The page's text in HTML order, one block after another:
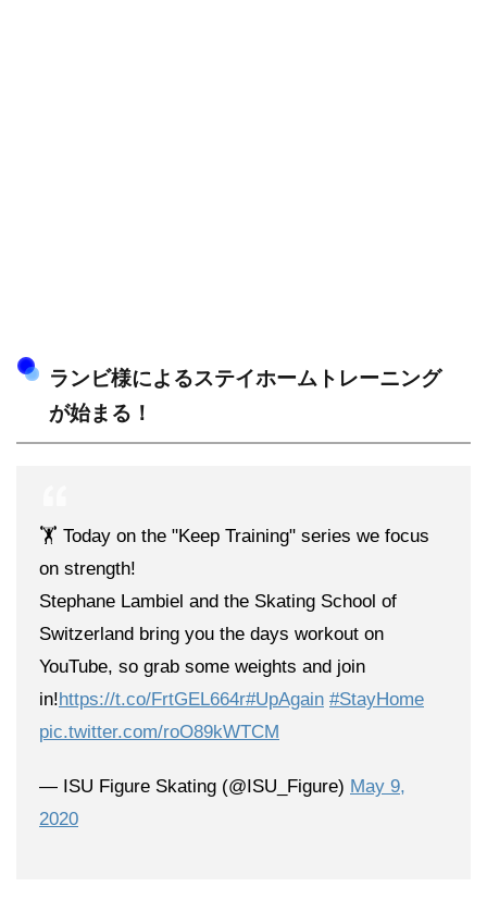
ランビ様によるステイホームトレーニング
が始まる！
🏋️ Today on the "Keep Training" series we focus
on strength!
Stephane Lambiel and the Skating School of
Switzerland bring you the days workout on
YouTube, so grab some weights and join
in!https://t.co/FrtGEL664r#UpAgain #StayHome
pic.twitter.com/roO89kWTCM
— ISU Figure Skating (@ISU_Figure) May 9,
2020